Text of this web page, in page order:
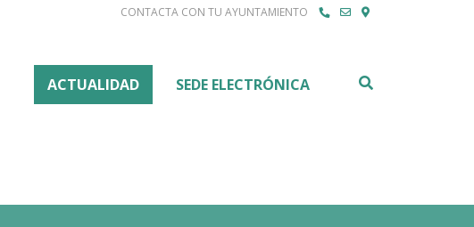
CONTACTA CON TU AYUNTAMIENTO
ACTUALIDAD SEDE ELECTRÓNICA